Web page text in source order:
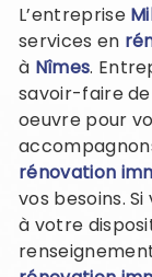
L’entreprise
services en
à Nîmes.
savoir-faire
oeuvre pour
rénovation
vos besoins.
à votre